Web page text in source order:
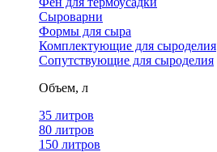
Сыроварни
Формы для сыра
Комплектующие для сыроделия
Сопутствующие для сыроделия
Объем, л
35 литров
80 литров
150 литров